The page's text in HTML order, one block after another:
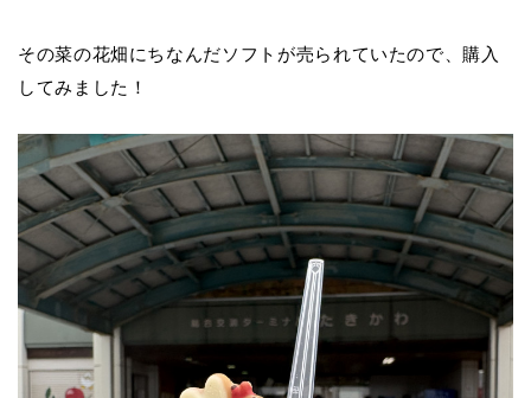
その菜の花畑にちなんだソフトが売られていたので、購入
してみました！